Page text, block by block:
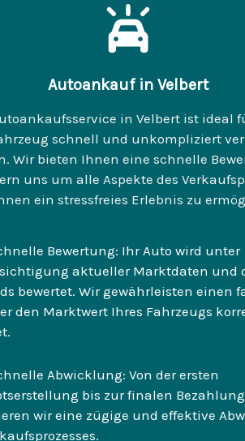
Autoankauf in Velbert
in Velbert ist ideal
schnell und unkompliziert
Wir bieten Ihnen eine schnelle
uns um alle Aspekte des
ein stressfreies Erlebnis zu
Bewertung: Ihr Auto wird unter
aktueller Marktdaten und
bewertet. Wir gewährleisten einen
den Marktwert Ihres Fahrzeugs
Abwicklung: Von der ersten
bis zur finalen Bezahlung
wir eine zügige und effektive